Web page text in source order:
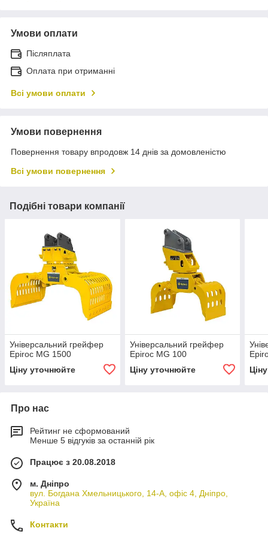
Умови оплати
Післяплата
Оплата при отриманні
Всі умови оплати
Умови повернення
Повернення товару впродовж 14 днів за домовленістю
Всі умови повернення
Подібні товари компанії
Універсальний грейфер
Epiroc MG 1500
Ціну уточнюйте
Універсальний грейфер
Epiroc MG 100
Ціну уточнюйте
Про нас
Рейтинг не сформований
Менше 5 відгуків за останній рік
Працює з 20.08.2018
м. Дніпро
вул. Богдана Хмельницького, 14-А, офіс 4, Дніпро,
Україна
Контакти